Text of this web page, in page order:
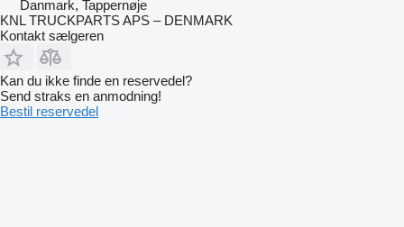
Danmark, Tappernøje
KNL TRUCKPARTS APS – DENMARK
Kontakt sælgeren
Kan du ikke finde en reservedel?
Send straks en anmodning!
Bestil reservedel